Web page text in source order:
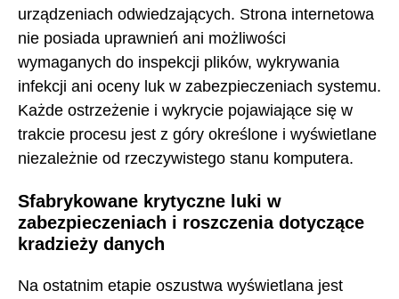
urządzeniach odwiedzających. Strona internetowa
nie posiada uprawnień ani możliwości
wymaganych do inspekcji plików, wykrywania
infekcji ani oceny luk w zabezpieczeniach systemu.
Każde ostrzeżenie i wykrycie pojawiające się w
trakcie procesu jest z góry określone i wyświetlane
niezależnie od rzeczywistego stanu komputera.
Sfabrykowane krytyczne luki w
zabezpieczeniach i roszczenia dotyczące
kradzieży danych
Na ostatnim etapie oszustwa wyświetlana jest